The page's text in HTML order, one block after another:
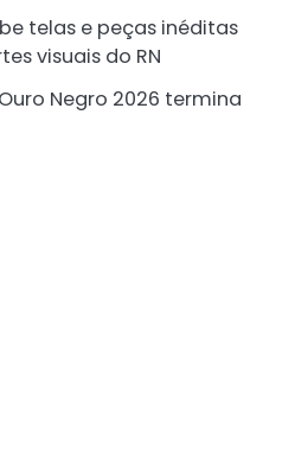
telas e peças inéditas
visuais do RN
Negro 2026 termina